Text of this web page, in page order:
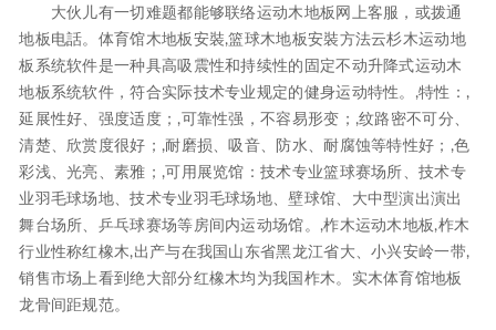
大伙儿有一切难题都能够联络运动木地板网上客服，或拨通
地板电話。体育馆木地板安裝,篮球木地板安裝方法云杉木运动地
板系统软件是一种具高吸震性和持续性的固定不动升降式运动木
地板系统软件，符合实际技术专业规定的健身运动特性。,特性：,
延展性好、强度适度；,可靠性强，不容易形变；,纹路密不可分、
清楚、欣赏度很好；,耐磨损、吸音、防水、耐腐蚀等特性好；,色
彩浅、光亮、素雅；,可用展览馆：技术专业篮球赛场所、技术专
业羽毛球场地、技术专业羽毛球场地、壁球馆、大中型演出演出
舞台场所、乒乓球赛场等房间内运动场馆。,柞木运动木地板,柞木
行业性称红橡木,出产与在我国山东省黑龙江省大、小兴安岭一带,
销售市场上看到绝大部分红橡木均为我国柞木。实木体育馆地板
龙骨间距规范。